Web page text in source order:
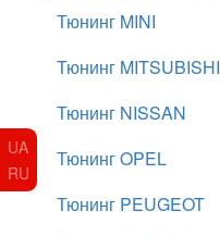
UA
RU
Тюнинг MINI
Тюнинг MITSUBISHI
Тюнинг NISSAN
Тюнинг OPEL
Тюнинг PEUGEOT